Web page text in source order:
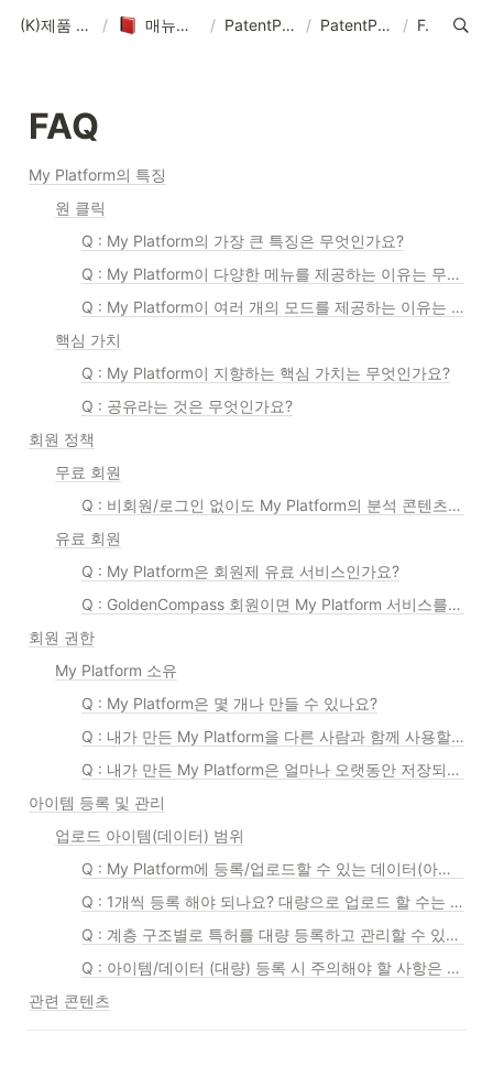
(K)제품 매뉴얼-솔루션-데이터-콘텐츠 / 매뉴얼-데이터-콘텐츠 제작 기획 / PatentPia 매뉴얼 홈 : 제품 기능, 활용 및 데이터 / PatentPia My platform(MP) 매뉴얼 / FAQ
FAQ
My Platform의 특징
원 클릭
Q : My Platform의 가장 큰 특징은 무엇인가요?
Q : My Platform이 다양한 메뉴를 제공하는 이유는 무엇인가요?
Q : My Platform이 여러 개의 모드를 제공하는 이유는 무엇인가요?
핵심 가치
Q : My Platform이 지향하는 핵심 가치는 무엇인가요?
Q : 공유라는 것은 무엇인가요?
회원 정책
무료 회원
Q : 비회원/로그인 없이도 My Platform의 분석 콘텐츠에 접속할 수 있나요?
유료 회원
Q : My Platform은 회원제 유료 서비스인가요?
Q : GoldenCompass 회원이면 My Platform 서비스를 사용할 수 있나요?
회원 권한
My Platform 소유
Q : My Platform은 몇 개나 만들 수 있나요?
Q : 내가 만든 My Platform을 다른 사람과 함께 사용할 수 있나요?
Q : 내가 만든 My Platform은 얼마나 오랫동안 저장되나요?
아이템 등록 및 관리
업로드 아이템(데이터) 범위
Q : My Platform에 등록/업로드할 수 있는 데이터(아이템)에는 어떤 것이 있나요?
Q : 1개씩 등록 해야 되나요? 대량으로 업로드 할 수는 없나요?
Q : 계층 구조별로 특허를 대량 등록하고 관리할 수 있나요?
Q : 아이템/데이터 (대량) 등록 시 주의해야 할 사항은 없나요?
관련 콘텐츠